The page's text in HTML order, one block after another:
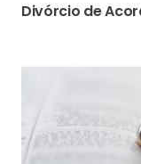
Divórcio de